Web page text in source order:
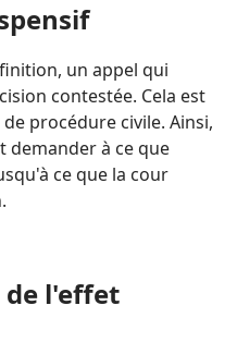
un appel qui
contestée. Cela est
procédure civile. Ainsi,
demander à ce que
ce que la cour
de l'effet